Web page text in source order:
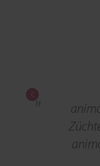
Züchterin
Previous